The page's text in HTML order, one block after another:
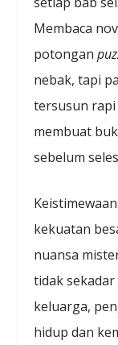
Membaca
potongan
nebak, tapi
tersusun rapi
membuat
sebelum
kekuatan
nuansa
tidak
keluarga,
hidup dan